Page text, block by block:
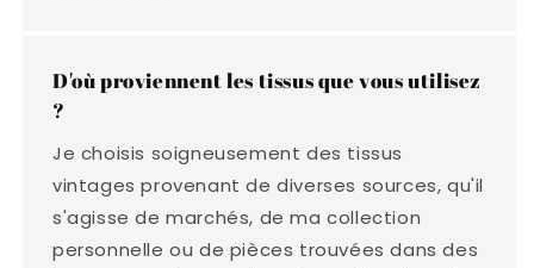
D'où proviennent les tissus que vous utilisez
?
Je choisis soigneusement des tissus
vintages provenant de diverses sources, qu'il
s'agisse de marchés, de ma collection
personnelle ou de pièces trouvées dans des